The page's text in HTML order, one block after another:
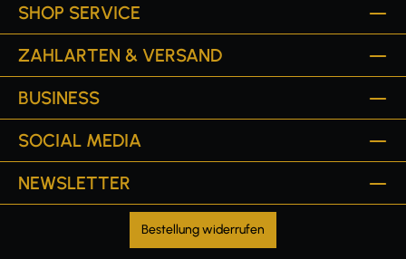
SHOP SERVICE
ZAHLARTEN & VERSAND
BUSINESS
SOCIAL MEDIA
NEWSLETTER
Bestellung widerrufen